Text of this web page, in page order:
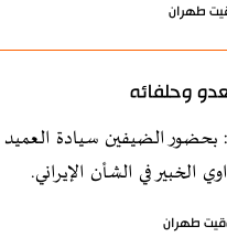
وحلفائه
الضيفين سيادة العميد
الخبير في الشأن الإيراني.